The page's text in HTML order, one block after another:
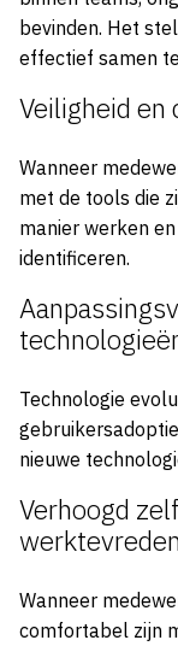
bevinden. Het
effectief samen
Veiligheid en
Wanneer
met de tools die
manier werken
identificeren.
Technologie
nieuwe
Verhoogd
Wanneer
comfortabel zijn